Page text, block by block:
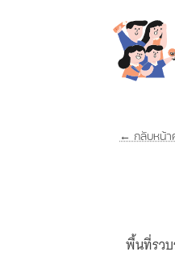
← กลับหน้า
พื้นที่รว